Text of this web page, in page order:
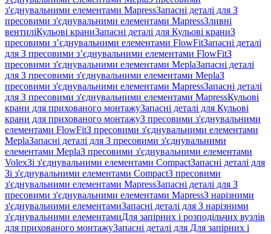
з'єднувальними елементами MapressЗапасні деталі для З
пресовими з'єднувальними елементами MapressЗливні
вентиліКульові краниЗапасні деталі для Кульові краниЗ
пресовими з’єднувальними елементами FlowFitЗапасні деталі
для З пресовими з’єднувальними елементами FlowFitЗ
пресовими з'єднувальними елементами MeplaЗапасні деталі
для З пресовими з'єднувальними елементами MeplaЗ
пресовими з'єднувальними елементами MapressЗапасні деталі
для З пресовими з'єднувальними елементами MapressКульові
крани для прихованого монтажуЗапасні деталі для Кульові
крани для прихованого монтажуЗ пресовими з'єднувальними
елементами FlowFitЗ пресовими з'єднувальними елементами
MeplaЗапасні деталі для З пресовими з'єднувальними
елементами MeplaЗ пресовими з'єднувальними елементами
VolexЗі з'єднувальними елементами CompactЗапасні деталі для
Зі з'єднувальними елементами CompactЗ пресовими
з'єднувальними елементами MapressЗапасні деталі для З
пресовими з'єднувальними елементами MapressЗ нарізними
з'єднувальними елементамиЗапасні деталі для З нарізними
з'єднувальними елементамиДля запірних і розподільчих вузлів
для прихованого монтажуЗапасні деталі для Для запірних і